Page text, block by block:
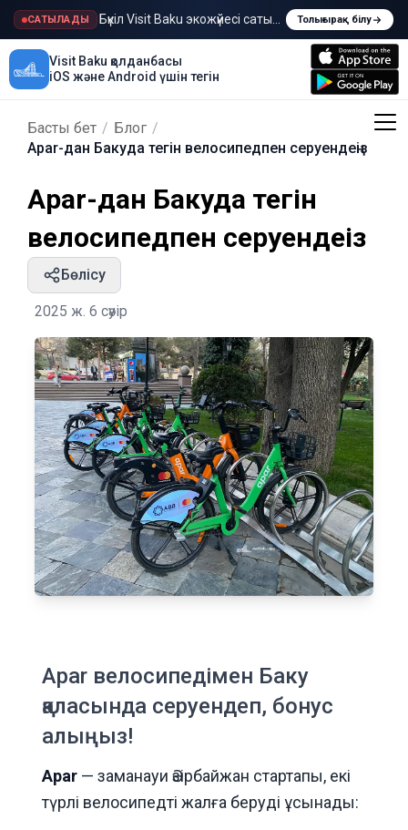
САТЫЛАДЫ Бүкіл Visit Baku экожүйесі сатыладыТолығырақ білу
Visit Baku қолданбасы
iOS және Android үшін тегін
Басты бет / Блог /
Apar-дан Бакуда тегін велосипедпен серуендеңіз
Apar-дан Бакуда тегін
велосипедпен серуендеңіз
Бөлісу
2025 ж. 6 сәуір
Apar велосипедімен Баку
қаласында серуендеп, бонус
алыңыз!
Apar — заманауи Әзірбайжан стартапы, екі
түрлі велосипедті жалға беруді ұсынады: